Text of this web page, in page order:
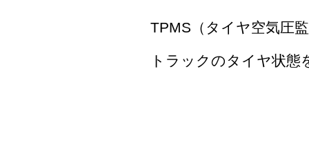
TPMS（タイヤ空気圧
トラックのタイヤ状